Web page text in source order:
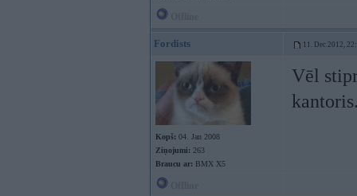
Fordists 11. Dec 2012,
Kopš: 04. Jan 2008
Ziņojumi: 263
Braucu ar: BMX X5
Vēl